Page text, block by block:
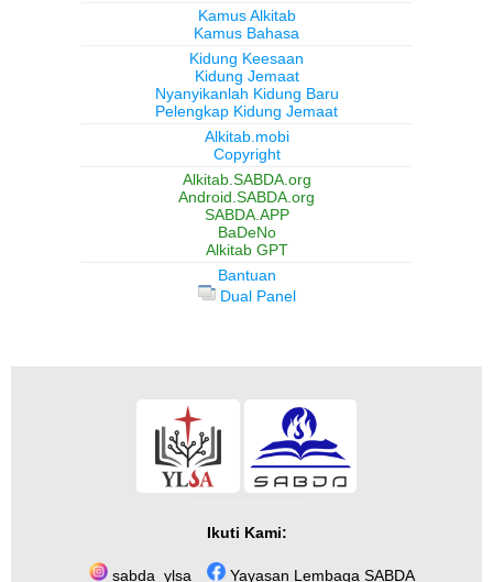
Kamus Alkitab
Kamus Bahasa
Kidung Keesaan
Kidung Jemaat
Nyanyikanlah Kidung Baru
Pelengkap Kidung Jemaat
Alkitab.mobi
Copyright
Alkitab.SABDA.org
Android.SABDA.org
SABDA.APP
BaDeNo
Alkitab GPT
Bantuan
Dual Panel
Ikuti Kami:
sabda_ylsa Yayasan Lembaga SABDA